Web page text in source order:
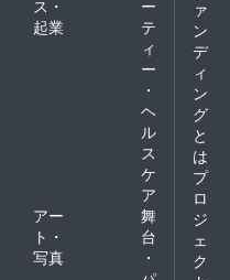
ス・
起業
ー
テ
ィ
ー
・
ヘ
ル
ス
ケ
ア
アー
ト・
写真
舞
台
・
ァ
ン
デ
ィ
ン
グ
と
は
プ
ロ
ジ
ェ
ク